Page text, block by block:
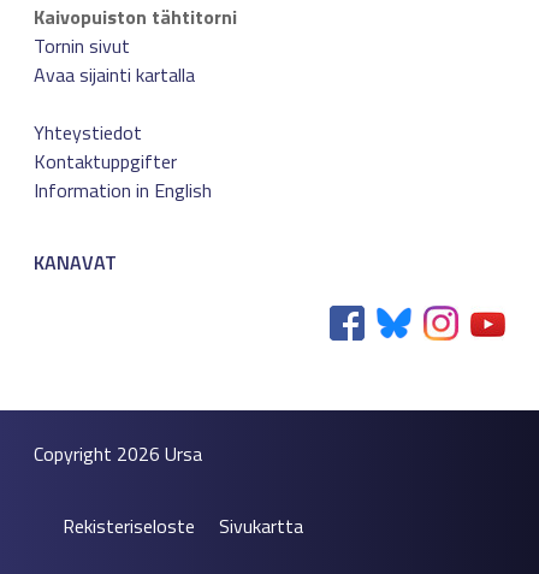
Kaivopuiston tähtitorni
Tornin sivut
Avaa sijainti kartalla
Yhteystiedot
Kontaktuppgifter
Information in English
KANAVAT
Copyright 2026 Ursa
Rekisteriseloste
Sivukartta